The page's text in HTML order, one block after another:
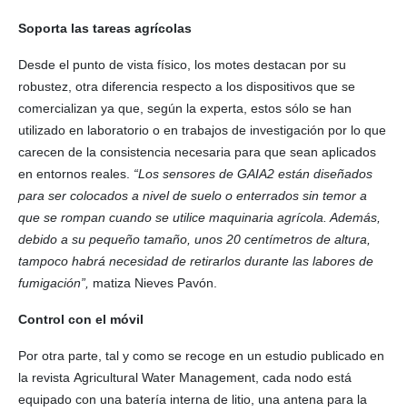
Soporta las tareas agrícolas
Desde el punto de vista físico, los motes destacan por su
robustez, otra diferencia respecto a los dispositivos que se
comercializan ya que, según la experta, estos sólo se han
utilizado en laboratorio o en trabajos de investigación por lo que
carecen de la consistencia necesaria para que sean aplicados
en entornos reales. “Los sensores de GAIA2 están diseñados
para ser colocados a nivel de suelo o enterrados sin temor a
que se rompan cuando se utilice maquinaria agrícola. Además,
debido a su pequeño tamaño, unos 20 centímetros de altura,
tampoco habrá necesidad de retirarlos durante las labores de
fumigación”, matiza Nieves Pavón.
Control con el móvil
Por otra parte, tal y como se recoge en un estudio publicado en
la revista Agricultural Water Management, cada nodo está
equipado con una batería interna de litio, una antena para la